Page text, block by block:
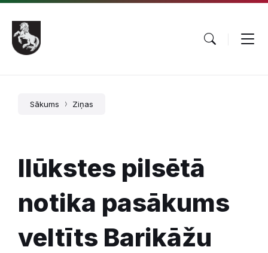
Pāriet
saturu
Skip
main
navigation
Skip
footer
Sākums Ziņas
Ilūkstes pilsētā
notika pasākums
veltīts Barikāžu